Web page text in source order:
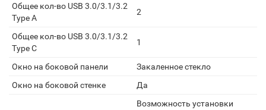
Общее кол-во USB 3.0/3.1/3.2
Type A
2
Общее кол-во USB 3.0/3.1/3.2
Type C
1
Окно на боковой панели
Закаленное стекло
Окно на боковой стенке
Да
Возможность установки